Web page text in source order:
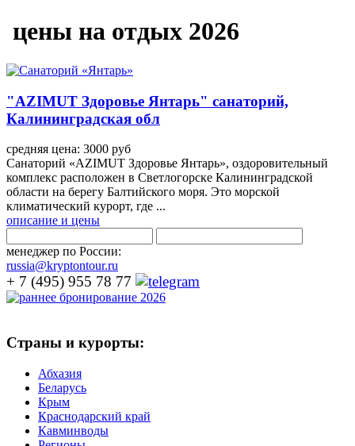
цены на отдых 2026
"AZIMUT Здоровье Янтарь" санаторий,
Калининградская обл
средняя цена: 3000 руб
Санаторий «AZIMUT Здоровье Янтарь», оздоровительный
комплекс расположен в Светлогорске Калининградской
области на берегу Балтийского моря. Это морской
климатический курорт, где ...
описание и цены
менеджер по России:
russia@kryptontour.ru
+ 7 (495) 955 78 77
Страны и курорты:
Абхазия
Беларусь
Крым
Краснодарский край
Кавминводы